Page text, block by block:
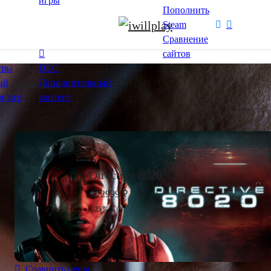
игр
DLC
Дополнительный
контент
Пополнить
Steam
Сравнение
сайтов
Навигация
Directive 8020
от 2999 ₽
-25%
Сравнить цены